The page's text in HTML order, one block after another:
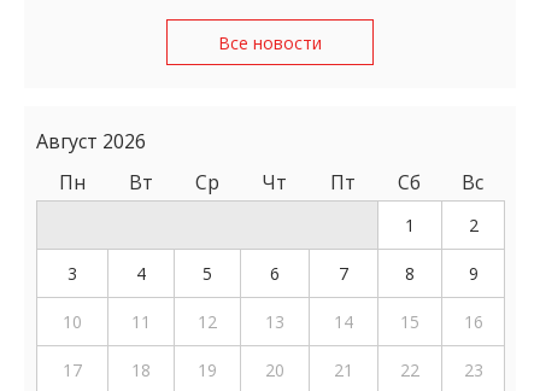
Все новости
Август 2026
Пн
Вт Ср Чт Пт Сб Вс
1 2
3 4 5 6 7 8 9
10 11 12 13 14 15 16
17 18 19 20 21 22 23